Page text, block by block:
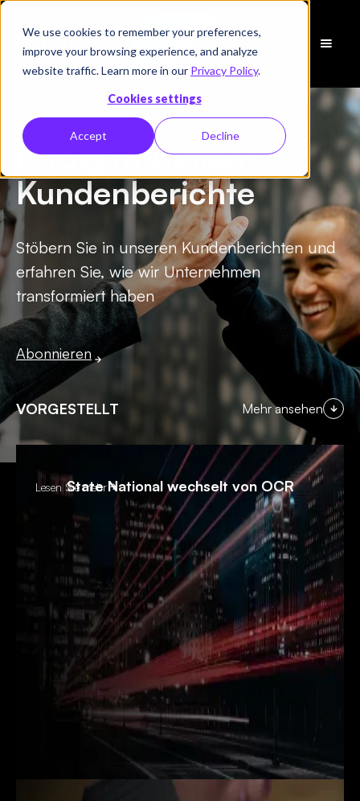
We use cookies to remember your preferences,
improve your browsing experience, and analyze
website traffic. Learn more in our Privacy Policy.
Cookies settings
Accept Decline
Demo
vereinbaren
Erfolg in Aktion:
Kundenberichte
Stöbern Sie in unseren Kundenberichten und
erfahren Sie, wie wir Unternehmen
transformiert haben
Abonnieren
VORGESTELLT Mehr ansehen
State National wechselt von OCR
Lesen Sie mehr